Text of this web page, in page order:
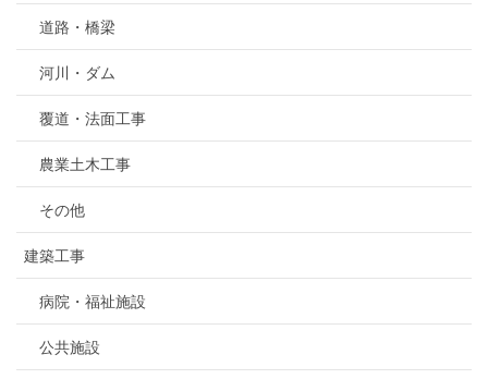
道路・橋梁
河川・ダム
覆道・法面工事
農業土木工事
その他
建築工事
病院・福祉施設
公共施設